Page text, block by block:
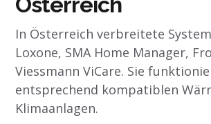
In Österreich verbreitete
Loxone, SMA Home Manager,
Viessmann ViCare. Sie
entsprechend kompatiblen
Klimaanlagen.